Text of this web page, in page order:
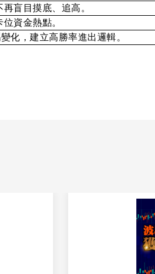
盲目摸底、追高。
資金熱點。
化，建立高勝率進出邏輯。